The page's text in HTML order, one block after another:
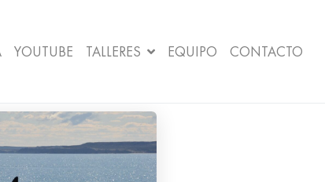
YOUTUBE TALLERES EQUIPO CONTACTO